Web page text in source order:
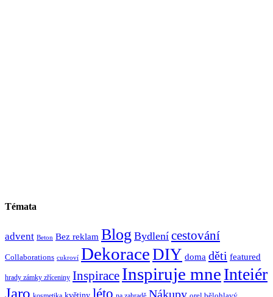
Témata
advent Beton Bez reklam Blog Bydlení cestování
Collaborations cukroví DekoraceDIY doma děti featured
hrady zámky zříceniny Inspirace Inspiruje mneInteiér
Jaro léto Nákupy